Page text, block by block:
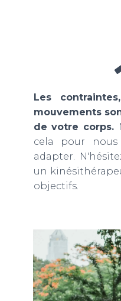
Les
mouvements
de votre corps.
cela pour
adapter.
un
objectifs.